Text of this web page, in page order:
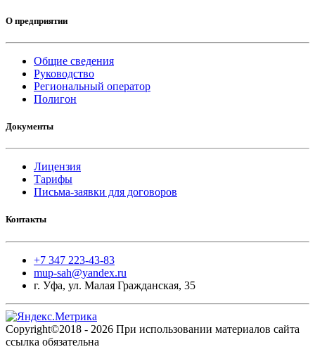
О предприятии
Общие сведения
Руководство
Региональный оператор
Полигон
Документы
Лицензия
Тарифы
Письма-заявки для договоров
Контакты
+7 347 223-43-83
mup-sah@yandex.ru
г. Уфа, ул. Малая Гражданская, 35
Copyright©2018 - 2026 При использовании материалов сайта
ссылка обязательна